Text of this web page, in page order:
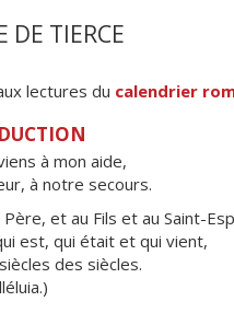
DE TIERCE
lectures du calendrier
à mon aide,
à notre secours.
Père, et au Fils et au Saint-
est, qui était et qui vient,
des siècles.